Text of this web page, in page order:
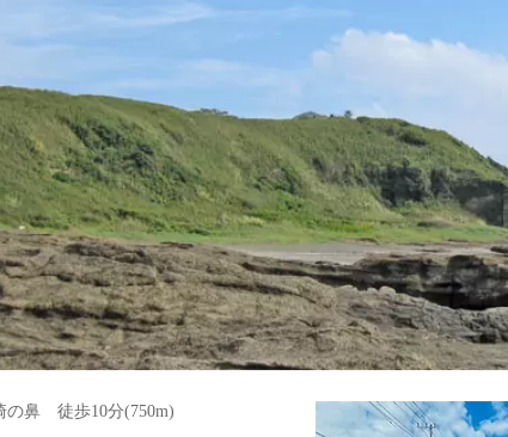
の鼻 徒歩10分(750m)